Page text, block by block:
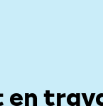
en